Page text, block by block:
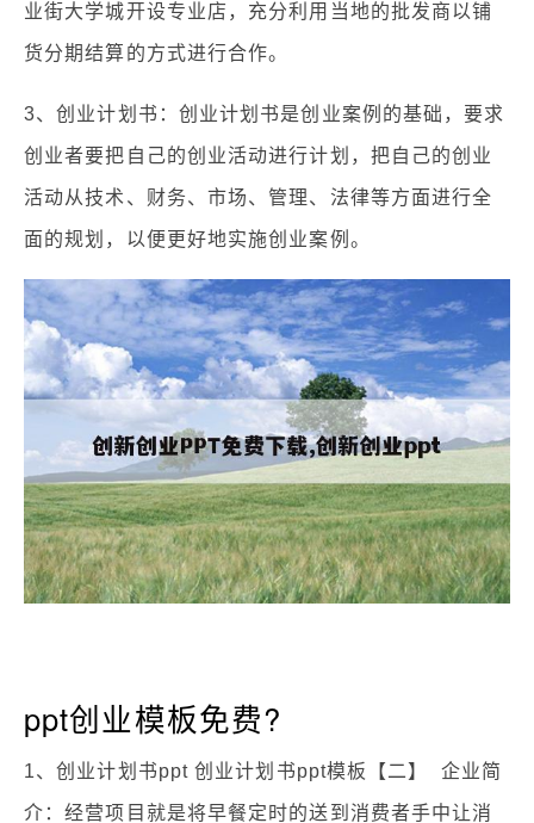
业街大学城开设专业店，充分利用当地的批发商以铺
货分期结算的方式进行合作。
3、创业计划书：创业计划书是创业案例的基础，要求
创业者要把自己的创业活动进行计划，把自己的创业
活动从技术、财务、市场、管理、法律等方面进行全
面的规划，以便更好地实施创业案例。
ppt创业模板免费?
1、创业计划书ppt 创业计划书ppt模板【二】 企业简
介：经营项目就是将早餐定时的送到消费者手中让消